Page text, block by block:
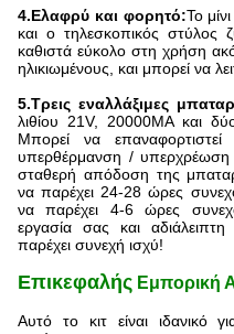
4.Ελαφρύ και φορητό:Το
και ο τηλεσκοπικός στύλος
καθιστά εύκολο στη χρήση
ηλικιωμένους, και μπορεί να
5.Τρεις εναλλάξιμες
λιθίου 21V, 20000MA και
Μπορεί να
υπερθέρμανση /
σταθερή απόδοση της
να παρέχει 24-28 ώρες
να παρέχει 4-6 ώρες
εργασία σας και
παρέχει συνεχή ισχύ!
Επικεφαλής Εμπορική
Αυτό το κιτ είναι ιδανικό